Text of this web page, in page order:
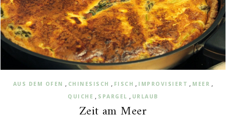
AUS DEM OFEN , CHINESISCH , FISCH , IMPROVISIERT , MEER ,
QUICHE , SPARGEL , URLAUB
Zeit am Meer